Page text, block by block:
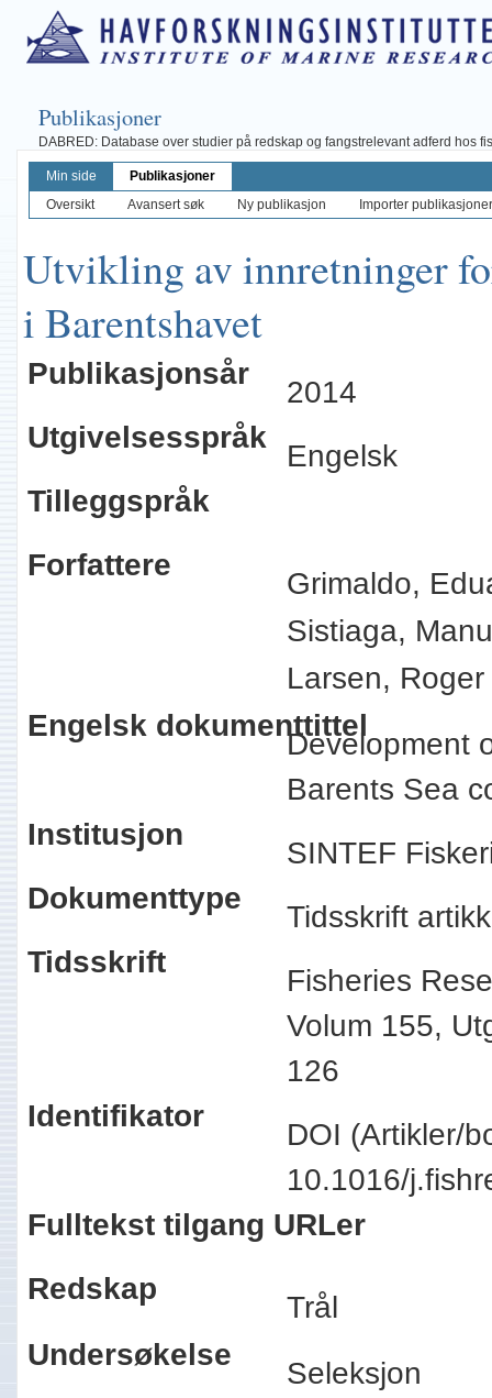
Publikasjoner
DABRED: Database over studier på redskap og fangstrelevant adferd hos
Min side
Publikasjoner
Oversikt
Avansert søk Ny publikasjon Importer
Utvikling av innretninger
i Barentshavet
Publikasjonsår
2014
Utgivelsesspråk
Engelsk
Tilleggspråk
Forfattere
Grimaldo,
Sistiaga, Manu
Larsen, Roger
Engelsk dokumenttittel
Development
Barents Sea
Institusjon
SINTEF
Dokumenttype
Tidsskrift
Tidsskrift
Fisheries
Volum 155,
126
Identifikator
DOI (Artikler/
10.1016/
Fulltekst tilgang URLer
Redskap
Trål
Undersøkelse
Seleksjon